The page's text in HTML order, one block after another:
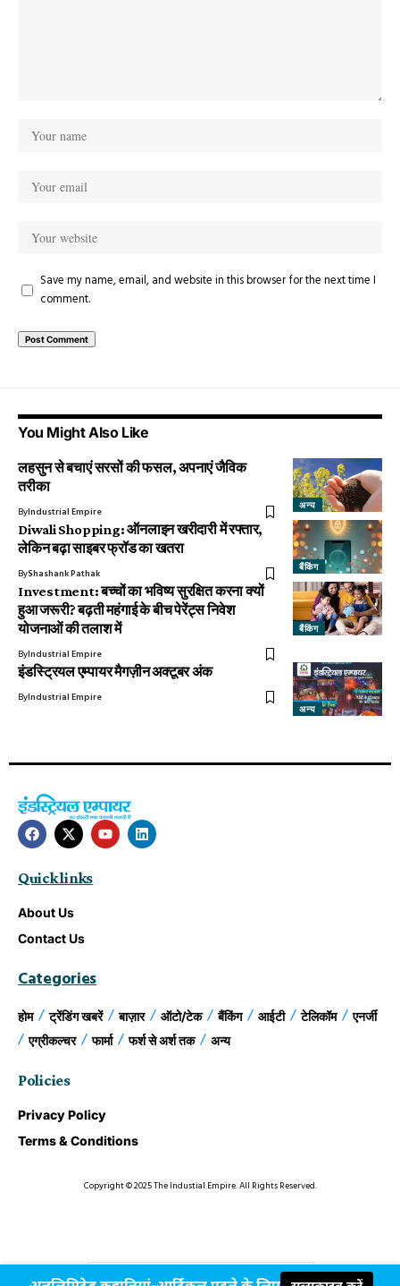
Save my name, email, and website in this browser for the next time I
comment.
You Might Also Like
अन्य
लहसुन से बचाएं सरसों की फसल, अपनाएं जैविक
तरीका
ByIndustrial Empire
बैंकिंग
Diwali Shopping: ऑनलाइन खरीदारी में रफ्तार,
लेकिन बढ़ा साइबर फ्रॉड का खतरा
ByShashank Pathak
बैंकिंग
Investment: बच्चों का भविष्य सुरक्षित करना क्यों
हुआ जरूरी? बढ़ती महंगाई के बीच पेरेंट्स निवेश
योजनाओं की तलाश में
ByIndustrial Empire
अन्य
इंडस्ट्रियल एम्पायर मैगज़ीन अक्टूबर अंक
ByIndustrial Empire
Quick links
About Us
Contact Us
Categories
होम ट्रेंडिंग खबरें बाज़ार ऑटो/टेक बैंकिंग आईटी टेलिकॉम
एनर्जी
एग्रीकल्चर
फार्मा फर्श से अर्श तक अन्य
Policies
Privacy Policy
Terms & Conditions
Copyright © 2025 The Industial Empire. All Rights Reserved.